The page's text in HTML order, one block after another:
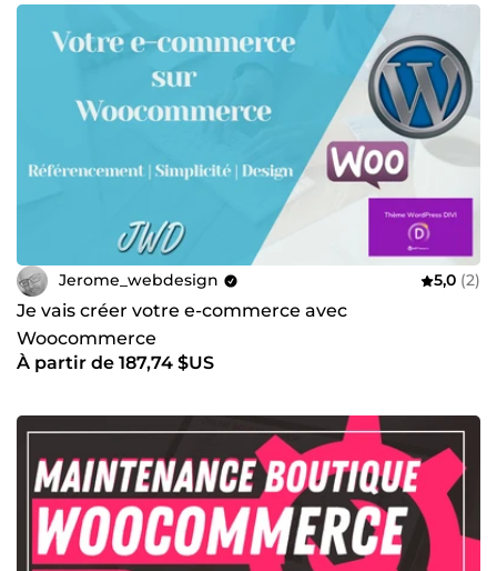
Jerome_webdesign 5,0 (2)
Je vais créer votre e-commerce avec
Woocommerce
À partir de 187,74 $US